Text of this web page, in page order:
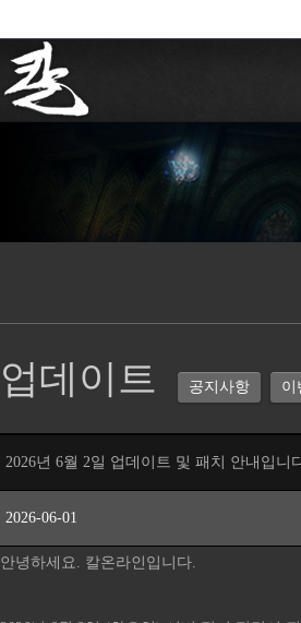
업데이트 공지사항 이
2026년 6월 2일 업데이트 및 패치 안내입니
2026-06-01
안녕하세요. 칼온라인입니다.